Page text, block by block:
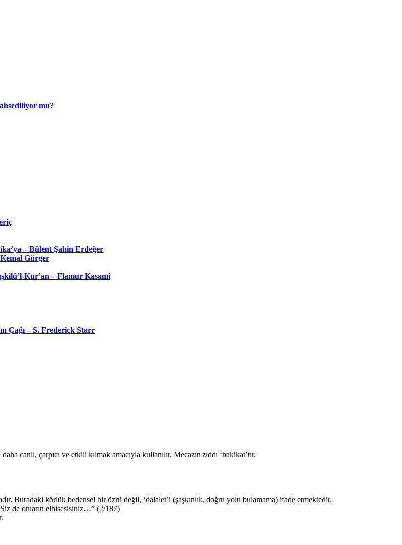
mu?
– Bülent Şahin Erdeğer
Gürger
Kur’an – Flamur Kasami
Çağı – S. Frederick Starr
canlı, çarpıcı ve etkili kılmak amacıyla kullanılır. Mecazın zıddı ‘hakikat’tır.
Buradaki körlük bedensel bir özrü değil, ‘dalalet’i (şaşkınlık, doğru yolu bulamama) ifade etmektedir.
Siz de onların elbisesisiniz…” (2/187)